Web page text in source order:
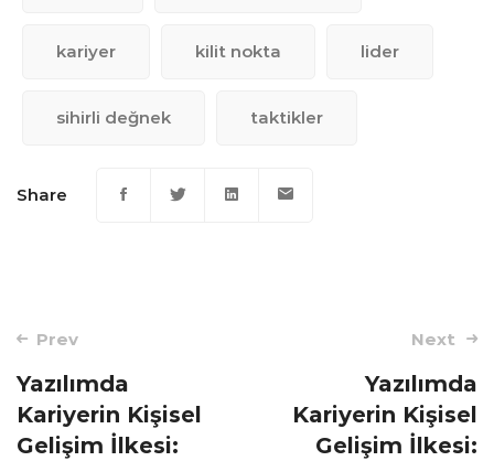
kariyer kilit nokta lider
sihirli değnek taktikler
Share
Post
navigation
Prev
Yazılımda
Kariyerin Kişisel
Gelişim İlkesi:
Next
Yazılımda
Kariyerin Kişisel
Gelişim İlkesi: